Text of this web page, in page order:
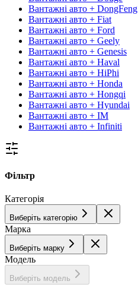
Вантажні авто + DongFeng
Вантажні авто + Fiat
Вантажні авто + Ford
Вантажні авто + Geely
Вантажні авто + Genesis
Вантажні авто + Haval
Вантажні авто + HiPhi
Вантажні авто + Honda
Вантажні авто + Hongqi
Вантажні авто + Hyundai
Вантажні авто + IM
Вантажні авто + Infiniti
Фільтр
Категорія
Виберіть категорію
Марка
Виберіть марку
Модель
Виберіть модель